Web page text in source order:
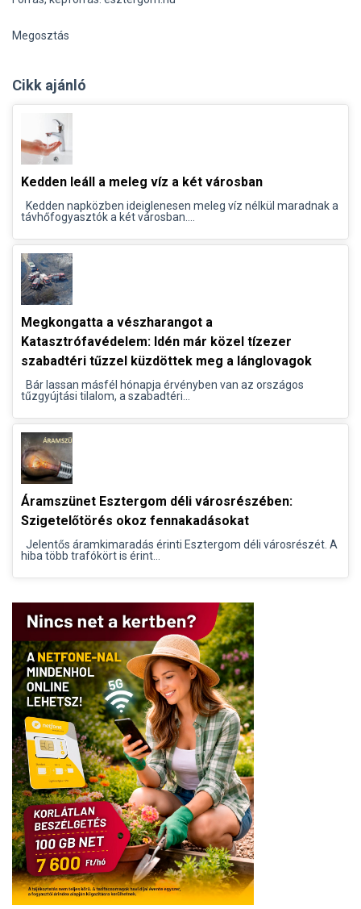
Megosztás
Cikk ajánló
Kedden leáll a meleg víz a két városban
Kedden napközben ideiglenesen meleg víz nélkül maradnak a
távhőfogyasztók a két városban....
Megkongatta a vészharangot a
Katasztrófavédelem: Idén már közel tízezer
szabadtéri tűzzel küzdöttek meg a lánglovagok
Bár lassan másfél hónapja érvényben van az országos
tűzgyújtási tilalom, a szabadtéri...
Áramszünet Esztergom déli városrészében:
Szigetelőtörés okoz fennakadásokat
Jelentős áramkimaradás érinti Esztergom déli városrészét. A
hiba több trafókört is érint...